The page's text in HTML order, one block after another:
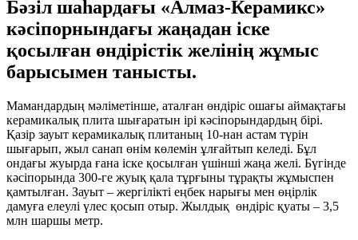
Бәзіл шаһардағы «Алмаз-Керамикс»
кәсіпорнындағы жаңадан іске
қосылған өндірістік желінің жұмыс
барысымен танысты.
Мамандардың мәліметінше, аталған өндіріс ошағы аймақтағы
керамикалық плита шығаратын ірі кәсіпорындардың бірі.
Қазір зауыт керамикалық плитаның 10-нан астам түрін
шығарып, жыл санап өнім көлемін ұлғайтып келеді. Бұл
ондағы жуырда ғана іске қосылған үшінші жаңа желі. Бүгінде
кәсіпорында 300-ге жуық қала тұрғыны тұрақты жұмыспен
қамтылған. Зауыт – жергілікті еңбек нарығы мен өңірлік
дамуға елеулі үлес қосып отыр. Жылдық өндіріс қуаты – 3,5
млн шаршы метр.